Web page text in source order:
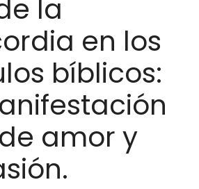
la
en los
bíblicos:
amor y